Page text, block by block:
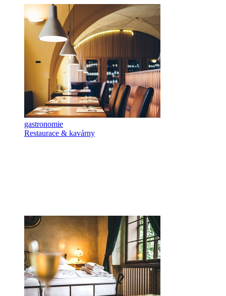
gastronomie
Restaurace & kavárny